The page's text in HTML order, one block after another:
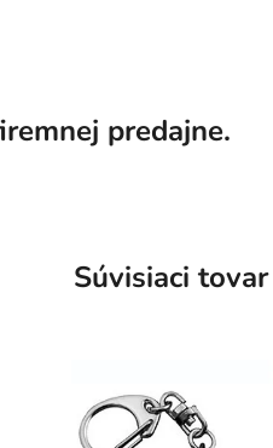
predajne.
Súvisiaci tovar